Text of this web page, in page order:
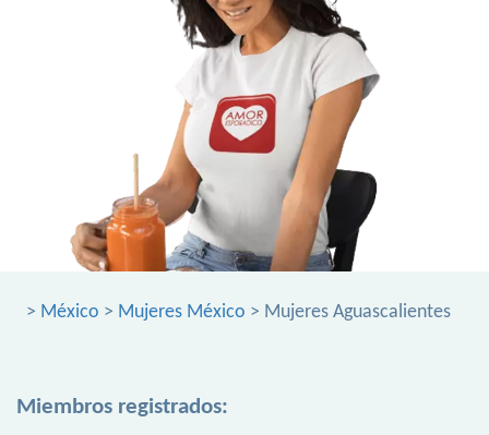
> México > Mujeres México > Mujeres Aguascalientes
Miembros registrados: